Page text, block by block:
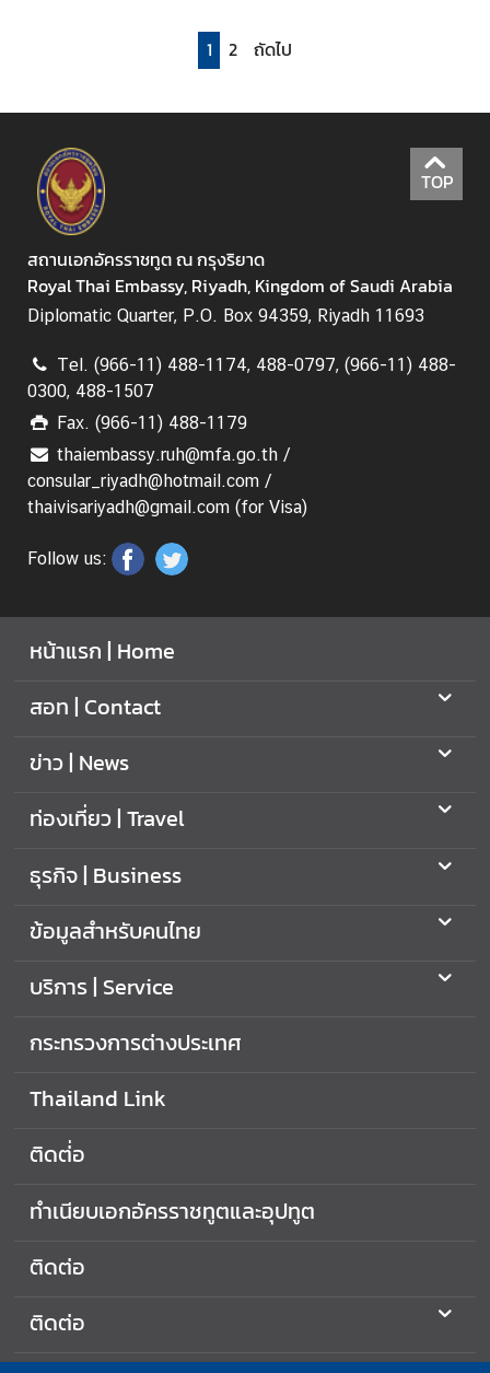
1 2 ถัดไป
TOP
สถานเอกอัครราชทูต ณ กรุงริยาด
Royal Thai Embassy, Riyadh, Kingdom of Saudi Arabia
Diplomatic Quarter, P.O. Box 94359, Riyadh 11693
Tel. (966-11) 488-1174, 488-0797, (966-11) 488-
0300, 488-1507
Fax. (966-11) 488-1179
thaiembassy.ruh@mfa.go.th /
consular_riyadh@hotmail.com /
thaivisariyadh@gmail.com (for Visa)
Follow us:
หน้าแรก | Home
สอท | Contact
ข่าว | News
ท่องเที่ยว | Travel
ธุรกิจ | Business
ข้อมูลสำหรับคนไทย
บริการ | Service
กระทรวงการต่างประเทศ
Thailand Link
ติดต่่อ
ทำเนียบเอกอัครราชทูตและอุปทูต
ติดต่อ
ติดต่อ